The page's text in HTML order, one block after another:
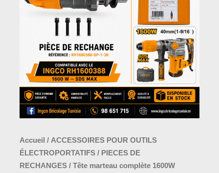
Accueil / ACCESSOIRES POUR OUTILS
ÉLECTROPORTATIFS / PIECES DE
RECHANGES / Tête marteau complète 1600W
1600W
RH1600388-